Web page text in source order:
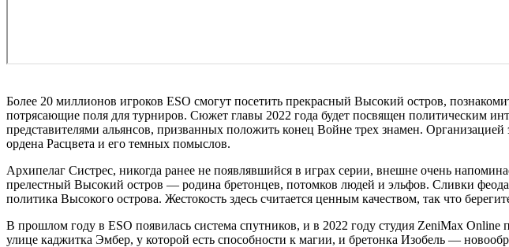
Более 20 миллионов игроков ESO смогут посетить прекрасный Высокий остров,
потрясающие поля для турниров. Сюжет главы 2022 года будет посвящен политическим
представителями альянсов, призванных положить конец Войне трех знамен.
ордена Расцвета и его темных помыслов.
Архипелаг Систрес, никогда ранее не появлявшийся в играх серии, внешне очень
прелестный Высокий остров — родина бретонцев, потомков людей и эльфов. Сливки
политика Высокого острова. Жестокость здесь считается ценным качеством, так что
В прошлом году в ESO появилась система спутников, и в 2022 году студия ZeniMax
улице каджитка Эмбер, у которой есть способности к магии, и бретонка Изобель —